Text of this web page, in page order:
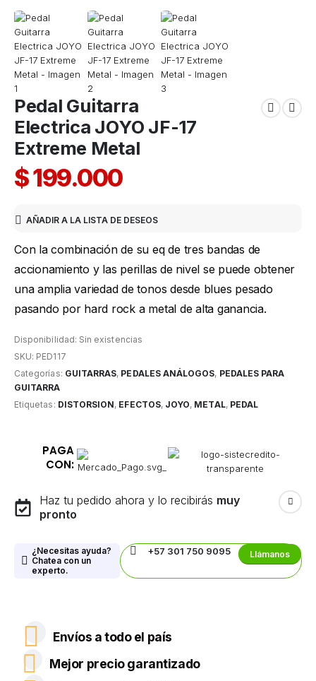
Pedal Guitarra
Electrica JOYO JF-17
Extreme Metal
$199.000
AÑADIR A LA LISTA DE DESEOS
Con la combinación de su eq de tres bandas de
accionamiento y las perillas de nivel se puede obtener
una amplia variedad de tonos desde blues pesado
pasando por hard rock a metal de alta ganancia.
Disponibilidad: Sin existencias
SKU: PED117
Categorías: GUITARRAS, PEDALES ANÁLOGOS, PEDALES PARA
GUITARRA
Etiquetas: DISTORSION, EFECTOS, JOYO, METAL, PEDAL
PAGA
CON:
Haz tu pedido ahora y lo recibirás muy
pronto
¿Necesitas ayuda?
Chatea con un
experto.
+57 301 750 9095 Llámanos
Envíos a todo el país
Mejor precio garantizado